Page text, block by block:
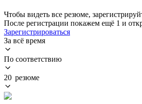
Чтобы видеть все резюме,
После регистрации покажем ещё 1 и
Зарегистрироваться
За всё время
По соответствию
20 резюме